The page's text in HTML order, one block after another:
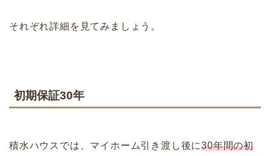
それぞれ詳細を見てみましょう。
初期保証30年
積水ハウスでは、マイホーム引き渡し後に30年間の初